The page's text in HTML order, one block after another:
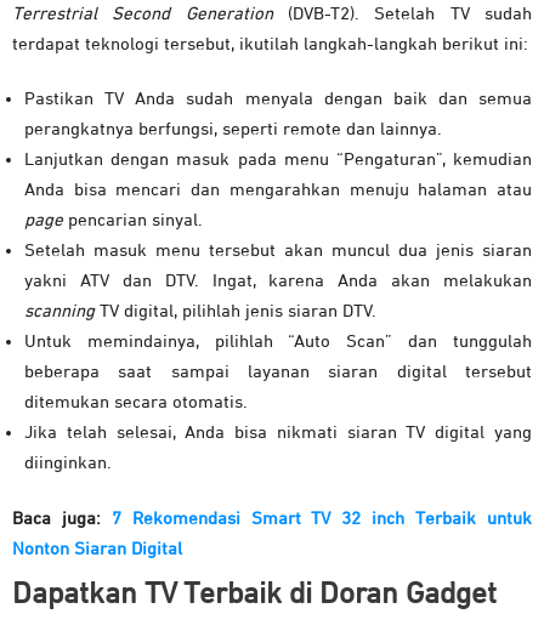
Terrestrial Second Generation (DVB-T2). Setelah TV sudah
terdapat teknologi tersebut, ikutilah langkah-langkah berikut ini:
Pastikan TV Anda sudah menyala dengan baik dan semua
perangkatnya berfungsi, seperti remote dan lainnya.
Lanjutkan dengan masuk pada menu “Pengaturan”, kemudian
Anda bisa mencari dan mengarahkan menuju halaman atau
page pencarian sinyal.
Setelah masuk menu tersebut akan muncul dua jenis siaran
yakni ATV dan DTV. Ingat, karena Anda akan melakukan
scanningTV digital, pilihlah jenis siaran DTV.
Untuk memindainya, pilihlah “Auto Scan” dan tunggulah
beberapa saat sampai layanan siaran digital tersebut
ditemukan secara otomatis.
Jika telah selesai, Anda bisa nikmati siaran TV digital yang
diinginkan.
Baca juga: 7 Rekomendasi Smart TV 32 inch Terbaik untuk
Nonton Siaran Digital
Dapatkan TV Terbaik di Doran Gadget